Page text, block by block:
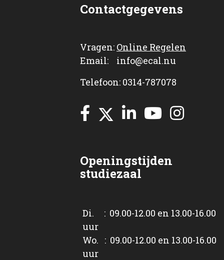
Contactgegevens
Vragen: Online Regelen
Email: info@ecal.nu
Telefoon: 0314-787078
Openingstijden
studiezaal
Di. : 09.00-12.00 en 13.00-16.00
uur
Wo. : 09.00-12.00 en 13.00-16.00
uur